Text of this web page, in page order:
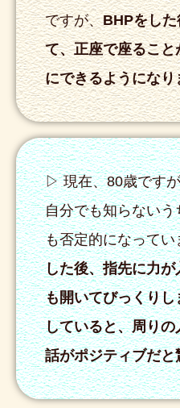
ですが、BHPをし
て、正座で座るこ
にできるようになり
▷ 現在、80歳です
自分でも知らない
も否定的になってい
した後、指先に力
も開いてびっくり
していると、周り
話がポジティブだ